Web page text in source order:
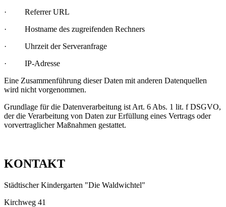
· Referrer URL
· Hostname des zugreifenden Rechners
· Uhrzeit der Serveranfrage
· IP-Adresse
Eine Zusammenführung dieser Daten mit anderen Datenquellen
wird nicht vorgenommen.
Grundlage für die Datenverarbeitung ist Art. 6 Abs. 1 lit. f DSGVO,
der die Verarbeitung von Daten zur Erfüllung eines Vertrags oder
vorvertraglicher Maßnahmen gestattet.
KONTAKT
Städtischer Kindergarten "Die Waldwichtel"
Kirchweg 41